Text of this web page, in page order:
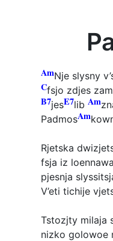
AmNje slysny
Cfsjo zdjes
B7jesE7lib Am
PadmosAm
Rjetska
fsja iz
pjesnja
V’eti tichije
Tstozjty milaja
nizko golowoe